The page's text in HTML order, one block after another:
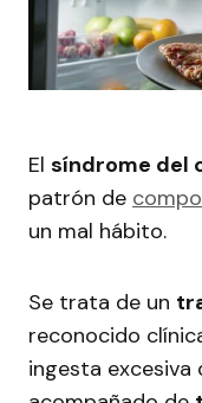
El síndrome del
patrón de
un mal hábito.
Se trata de un
reconocido
ingesta excesiva